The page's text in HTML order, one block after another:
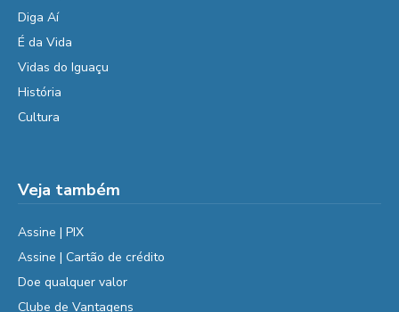
Diga Aí
É da Vida
Vidas do Iguaçu
História
Cultura
Veja também
Assine | PIX
Assine | Cartão de crédito
Doe qualquer valor
Clube de Vantagens